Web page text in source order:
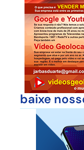
baixe